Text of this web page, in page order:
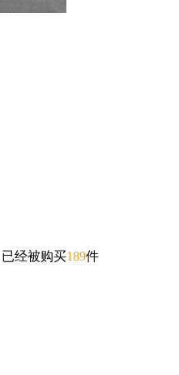
经被购买189件